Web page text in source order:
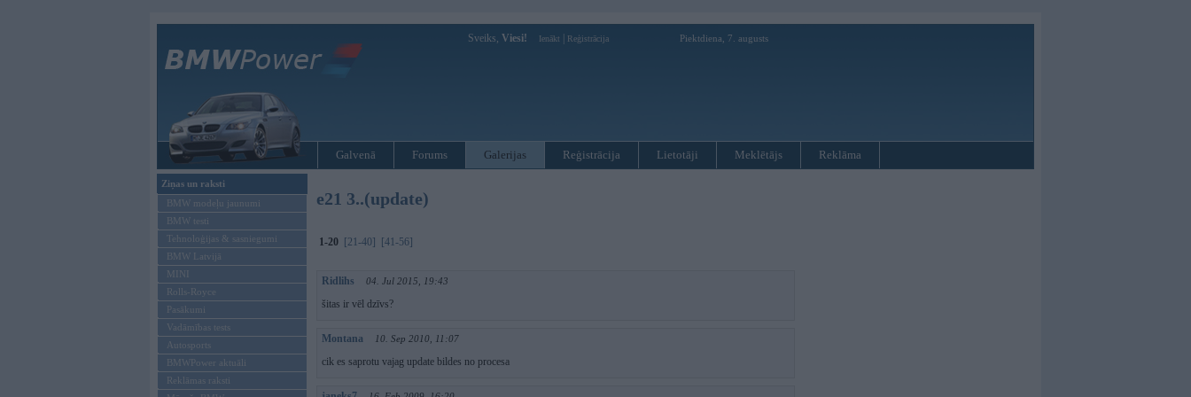
Sveiks, Viesi! Ienākt Reģistrācija Piektdiena, 7. augusts
Galvenā Forums Galerijas Reģistrācija Lietotāji Meklētājs Reklāma
Ziņas un raksti
BMW modeļu jaunumi
BMW testi
Tehnoloģijas & sasniegumi
BMW Latvijā
MINI
Rolls-Royce
Pasākumi
Vadāmības tests
Autosports
BMWPower aktuāli
Reklāmas raksti
e21 3..(update)
1-20 [21-40] [41-56]
Ridlihs 04. Jul 2015, 19:43
šitas ir vēl dzīvs?
Montana 10. Sep 2010, 11:07
cik es saprotu vajag update bildes no procesa